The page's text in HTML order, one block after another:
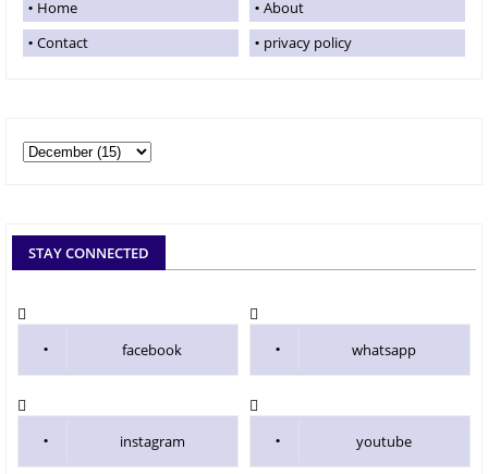
Home
About
Contact
privacy policy
STAY CONNECTED
facebook whatsapp
instagram youtube